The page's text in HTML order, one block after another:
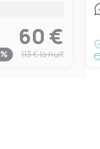
60 €
% 113 €la nuit